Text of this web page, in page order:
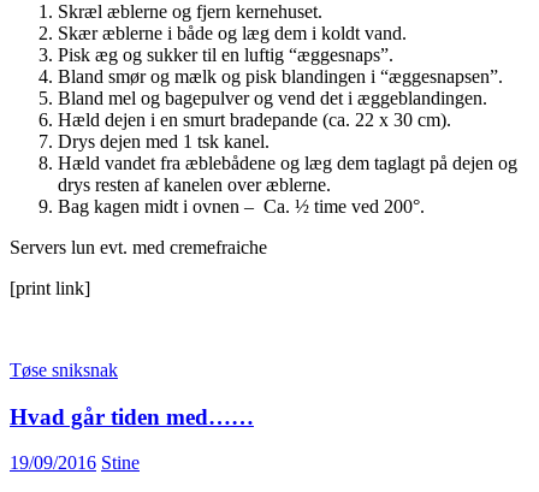
Skræl æblerne og fjern kernehuset.
Skær æblerne i både og læg dem i koldt vand.
Pisk æg og sukker til en luftig “æggesnaps”.
Bland smør og mælk og pisk blandingen i “æggesnapsen”.
Bland mel og bagepulver og vend det i æggeblandingen.
Hæld dejen i en smurt bradepande (ca. 22 x 30 cm).
Drys dejen med 1 tsk kanel.
Hæld vandet fra æblebådene og læg dem taglagt på dejen og
drys resten af kanelen over æblerne.
Bag kagen midt i ovnen – Ca. ½ time ved 200°.
Servers lun evt. med cremefraiche
[print link]
Tøse sniksnak
Hvad går tiden med……
19/09/2016 Stine